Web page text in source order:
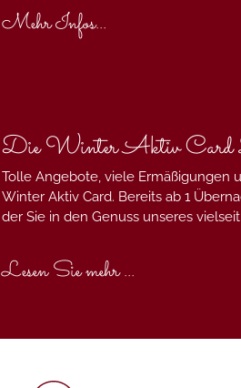
Mehr Infos...
Die Winter Aktiv
Tolle Angebote, viele Ermäßigungen
Winter Aktiv Card. Bereits ab 1
der Sie in den Genuss unseres
Lesen Sie mehr ...